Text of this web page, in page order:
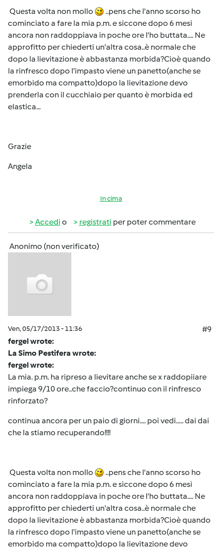
Questa volta non mollo
..pens che l'anno scorso ho
cominciato a fare la mia p.m. e siccone dopo 6 mesi
ancora non raddoppiava in poche ore l'ho buttata.... Ne
approfitto per chiederti un'altra cosa..è normale che
dopo la lievitazione è abbastanza morbida?Cioè quando
la rinfresco dopo l'impasto viene un panetto(anche se
emorbido ma compatto)dopo la lievitazione devo
prenderla con il cucchiaio per quanto è morbida ed
elastica...
Grazie
Angela
In cima
Accedi o registrati per poter commentare
Anonimo (non verificato)
Ven, 05/17/2013 - 11:36
#9
fergel wrote:
La Simo Pestifera wrote:
fergel wrote:
La mia. p.m. ha ripreso a lievitare anche se x raddopiiare
impiega 9/10 ore..che faccio?continuo con il rinfresco
rinforzato?
continua ancora per un paio di giorni.... poi vedi..... dai dai
che la stiamo recuperando!!!!
Questa volta non mollo
..pens che l'anno scorso ho
cominciato a fare la mia p.m. e siccone dopo 6 mesi
ancora non raddoppiava in poche ore l'ho buttata.... Ne
approfitto per chiederti un'altra cosa..è normale che
dopo la lievitazione è abbastanza morbida?Cioè quando
la rinfresco dopo l'impasto viene un panetto(anche se
emorbido ma compatto)dopo la lievitazione devo